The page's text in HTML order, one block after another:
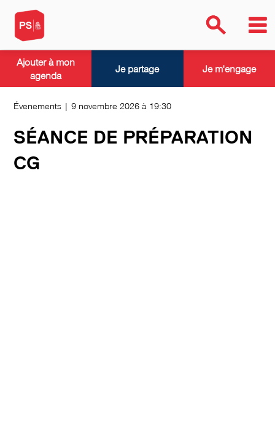
Évenements | 9 novembre 2026 à 19:30
SÉANCE DE PRÉPARATION
CG
Ajouter à mon
agenda
Je partage Je m'engage